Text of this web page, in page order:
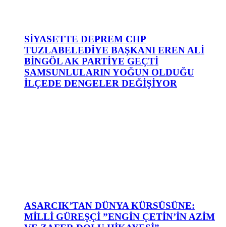
SİYASETTE DEPREM CHP
TUZLABELEDİYE BAŞKANI EREN ALİ
BİNGÖL AK PARTİYE GEÇTİ
SAMSUNLULARIN YOĞUN OLDUĞU
İLÇEDE DENGELER DEĞİŞİYOR
ASARCIK’TAN DÜNYA KÜRSÜSÜNE:
MİLLİ GÜREŞÇİ ”ENGİN ÇETİN’İN AZİM